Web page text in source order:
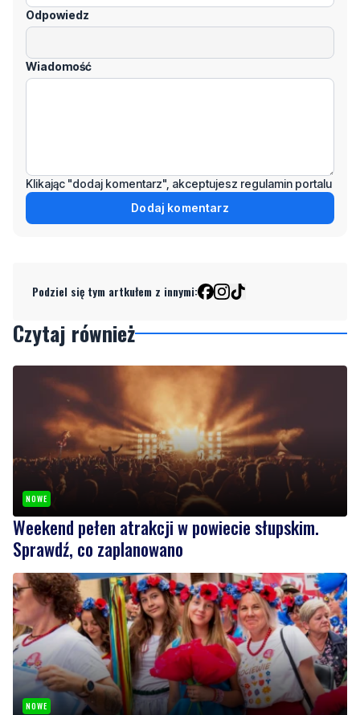
Wiadomość
Weekend pełen atrakcji w powiecie słupskim.
Sprawdź, co zaplanowano
NOWE
Kolorowy korowód, muzyka i regionalne smaki.
Nadchodzi Święto Kociewia